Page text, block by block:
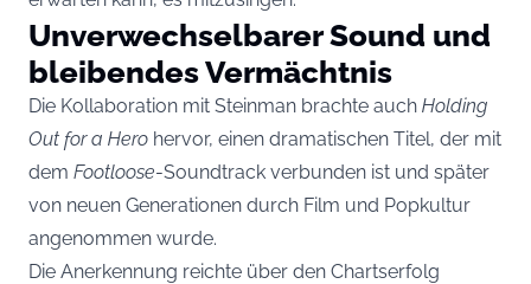
Unverwechselbarer Sound und
bleibendes Vermächtnis
Die Kollaboration mit Steinman brachte auch Holding
Out for a Hero hervor, einen dramatischen Titel, der mit
dem Footloose-Soundtrack verbunden ist und später
von neuen Generationen durch Film und Popkultur
angenommen wurde.
Die Anerkennung reichte über den Chartserfolg